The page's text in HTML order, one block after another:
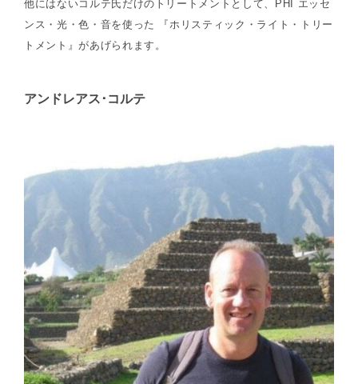
他にはないコルテ氏だけのトリートメントとして、PHI エッセ
ンス・光・色・音を使った 『ホリスティック・ライト・トリー
トメント』があげられます。
アンドレアス･コルテ